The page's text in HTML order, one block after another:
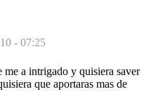
- 07:25
me a intrigado y quisiera saver
que aportaras mas de